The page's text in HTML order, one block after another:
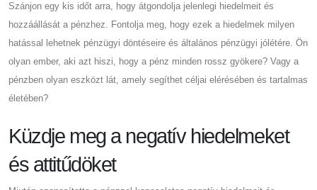
Szánjon egy kis időt arra, hogy átgondolja jelenlegi hiedelmeit és
hozzáállását a pénzhez. Fontolja meg, hogy ezek a hiedelmek milyen
hatással lehetnek pénzügyi döntéseire és általános pénzügyi jólétére. Ön
olyan ember, aki azt hiszi, hogy a pénz minden rossz gyökere? Vagy a
pénzben olyan eszközt lát, amely segíthet céljai elérésében és tartalmas
életében?
Küzdje meg a negatív hiedelmeket
és attitűdöket